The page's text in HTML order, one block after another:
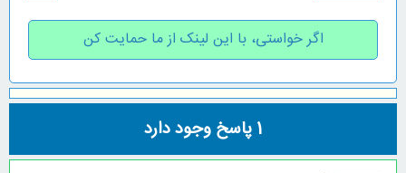
اگر خواستی، با این لینک از ما حمایت کن
1پاسخ وجود دارد